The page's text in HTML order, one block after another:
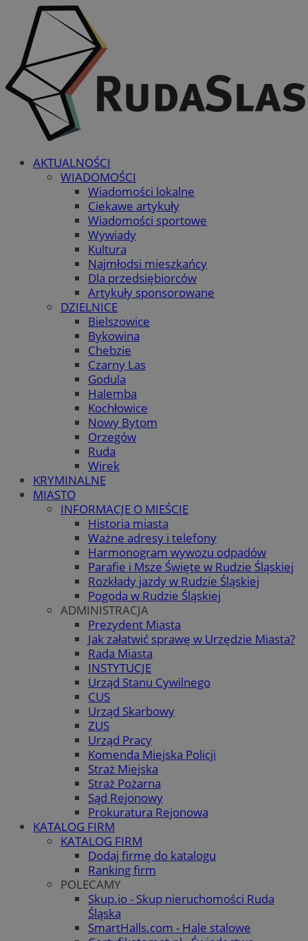
AKTUALNOŚCI
WIADOMOŚCI
Wiadomości lokalne
Ciekawe artykuły
Wiadomości sportowe
Wywiady
Kultura
Najmłodsi mieszkańcy
Dla przedsiębiorców
Artykuły sponsorowane
DZIELNICE
Bielszowice
Bykowina
Chebzie
Czarny Las
Godula
Halemba
Kochłowice
Nowy Bytom
Orzegów
Ruda
Wirek
KRYMINALNE
MIASTO
INFORMACJE O MIEŚCIE
Historia miasta
Ważne adresy i telefony
Harmonogram wywozu odpadów
Parafie i Msze Święte w Rudzie Śląskiej
Rozkłady jazdy w Rudzie Śląskiej
Pogoda w Rudzie Śląskiej
ADMINISTRACJA
Prezydent Miasta
Jak załatwić sprawę w Urzędzie Miasta?
Rada Miasta
INSTYTUCJE
Urząd Stanu Cywilnego
CUS
Urząd Skarbowy
ZUS
Urząd Pracy
Komenda Miejska Policji
Straż Miejska
Straż Pożarna
Sąd Rejonowy
Prokuratura Rejonowa
KATALOG FIRM
KATALOG FIRM
Dodaj firmę do katalogu
Ranking firm
POLECAMY
Skup.io - Skup nieruchomości Ruda
Śląska
SmartHalls.com - Hale stalowe